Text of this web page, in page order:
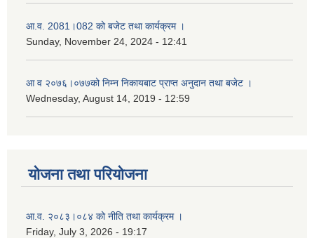
आ.व. 2081।082 को बजेट तथा कार्यक्रम ।
Sunday, November 24, 2024 - 12:41
आ‌ व २०७६।०७७को निम्न निकायबाट प्राप्त अनुदान तथा बजेट ।
Wednesday, August 14, 2019 - 12:59
योजना तथा परियोजना
आ.व. २०८३।०८४ को नीति तथा कार्यक्रम ।
Friday, July 3, 2026 - 19:17